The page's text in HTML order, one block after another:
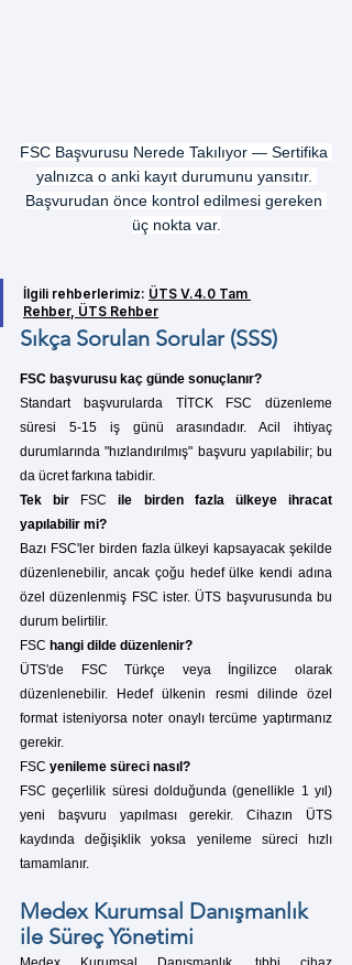
FSC Başvurusu Nerede Takılıyor — Sertifika
yalnızca o anki kayıt durumunu yansıtır.
Başvurudan önce kontrol edilmesi gereken
üç nokta var.
İlgili rehberlerimiz: ÜTS V.4.0 Tam
Rehber, ÜTS Rehber
Sıkça Sorulan Sorular (SSS)
FSC başvurusu kaç günde sonuçlanır?
Standart başvurularda TİTCK FSC düzenleme
süresi 5-15 iş günü arasındadır. Acil ihtiyaç
durumlarında "hızlandırılmış" başvuru yapılabilir; bu
da ücret farkına tabidir.
Tek bir FSC ile birden fazla ülkeye ihracat
yapılabilir mi?
Bazı FSC'ler birden fazla ülkeyi kapsayacak şekilde
düzenlenebilir, ancak çoğu hedef ülke kendi adına
özel düzenlenmiş FSC ister. ÜTS başvurusunda bu
durum belirtilir.
FSC hangi dilde düzenlenir?
ÜTS'de FSC Türkçe veya İngilizce olarak
düzenlenebilir. Hedef ülkenin resmi dilinde özel
format isteniyorsa noter onaylı tercüme yaptırmanız
gerekir.
FSC yenileme süreci nasıl?
FSC geçerlilik süresi dolduğunda (genellikle 1 yıl)
yeni başvuru yapılması gerekir. Cihazın ÜTS
kaydında değişiklik yoksa yenileme süreci hızlı
tamamlanır.
Medex Kurumsal Danışmanlık
ile Süreç Yönetimi